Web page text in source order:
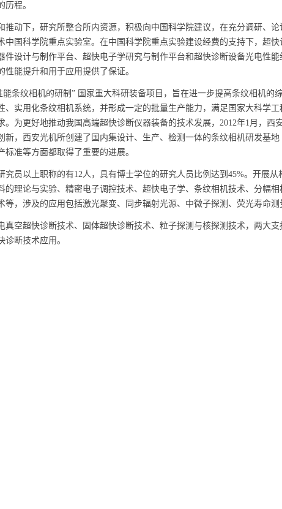
程。
动下，研究所整合所内资源，积极向中国科学院建议，在充分调研、论
中国科学院重点实验室。在中国科学院重点实验建设经费的支持下，超
设计与制作平台、超快电子学研究与制作平台和超快诊断设备光电性能
能提升和用于应用提供了保证。
纹相机的研制” 国家重大科研装备项目，旨在进一步提高条纹相机的
、实用化条纹相机系统，并形成一定的批量生产能力，满足国家大科学
。为更好地推动我国高端超快诊断仪器装备的技术发展，2012年1月，西
新，西安光机所创建了国内集设计、生产、检测一体的条纹相机研发基
准等方面都取得了重要的进展。
以上职称的有12人，具有博士学位的研究人员比例达到45%。开展从
的理论与实验、精密电子调控技术、超快电子学、条纹相机技术、分幅
，涉及的应用包括激光聚变、同步辐射光源、中微子探测、荧光寿命测
超快诊断技术、固体超快诊断技术、粒子探测与核探测技术，两大支
断技术应用。